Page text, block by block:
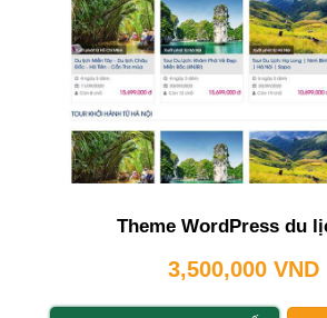
Theme WordPress du
3,500,000 VND